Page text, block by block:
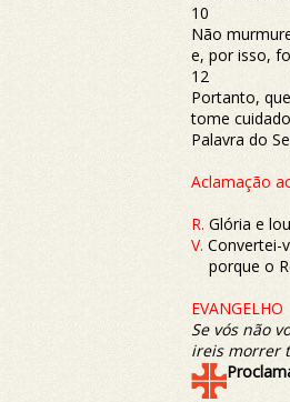
10
Não
e, por isso,
12
Portanto,
tome
Palavra do
Aclamação
R. Glória e
V. Convertei-
porque o
EVANGELHO
Se vós não
ireis morrer